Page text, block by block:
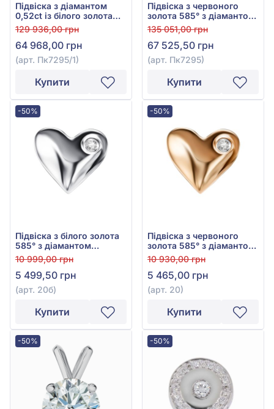
Підвіска з діамантом
0,52ct із білого золота
585°, арт. Пк7295/1
129 936,00 грн
64 968,00 грн
(арт. Пк7295/1)
Купити
Підвіска з червоного
золота 585° з діамантом
0,52ct, арт. Пк7295
135 051,00 грн
67 525,50 грн
(арт. Пк7295)
Купити
-50%
Підвіска з білого золота
585° з діамантом
0,007ct, арт. 20б
10 999,00 грн
5 499,50 грн
(арт. 20б)
Купити
-50%
Підвіска з червоного
золота 585° з діамантом
0,007ct, арт. 20
10 930,00 грн
5 465,00 грн
(арт. 20)
Купити
-50% -50%